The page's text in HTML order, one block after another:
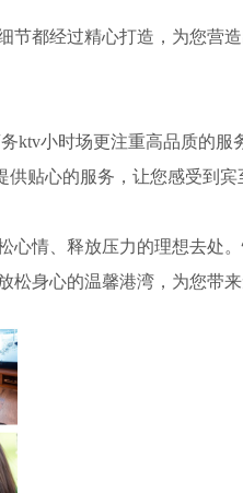
都经过精心打造，为您营
ktv小时场更注重高品质的服
贴心的服务，让您感受到宾
心情、释放压力的理想去处
身心的温馨港湾，为您带来